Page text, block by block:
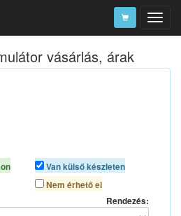
vásárlás, árak
Van külső készleten
Nem érhető el
Rendezés: